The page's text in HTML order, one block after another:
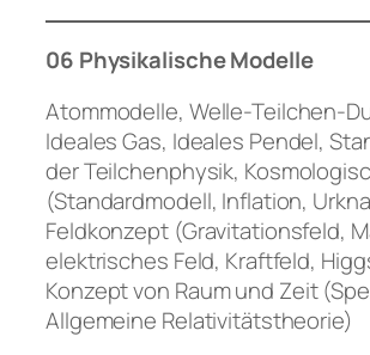
06 Physikalische Modelle
Atommodelle, Welle-Teilchen-
Ideales Gas, Ideales Pendel,
der Teilchenphysik,
(Standardmodell, Inflation,
Feldkonzept (Gravitationsfeld,
elektrisches Feld, Kraftfeld,
Konzept von Raum und Zeit
Allgemeine Relativitätstheorie)